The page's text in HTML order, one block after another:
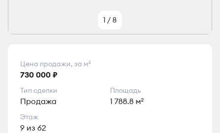
1 /8
Цена продажи, за м2
730 000 ₽
Тип сделки
Продажа
Площадь
1 788.8 м2
Этаж
9 из 62